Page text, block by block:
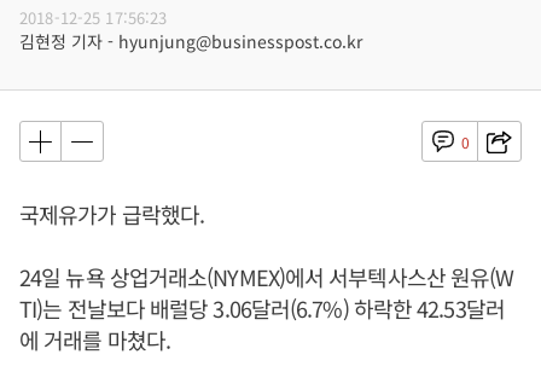
2018-12-25 17:56:23
김현정 기자 - hyunjung@businesspost.co.kr
0
국제유가가 급락했다.
24일 뉴욕 상업거래소(NYMEX)에서 서부텍사스산 원유(W
TI)는 전날보다 배럴당 3.06달러(6.7%) 하락한 42.53달러
에 거래를 마쳤다.